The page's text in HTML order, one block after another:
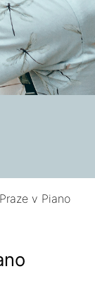
v Piano